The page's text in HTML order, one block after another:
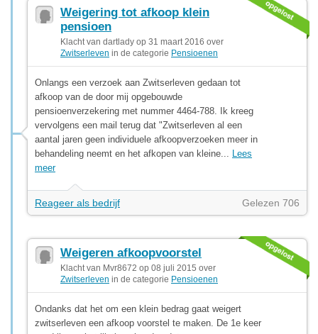
Weigering tot afkoop klein
pensioen
Klacht van dartlady op 31 maart 2016 over
Zwitserleven in de categorie Pensioenen
Onlangs een verzoek aan Zwitserleven gedaan tot
afkoop van de door mij opgebouwde
pensioenverzekering met nummer 4464-788. Ik kreeg
vervolgens een mail terug dat "Zwitserleven al een
aantal jaren geen individuele afkoopverzoeken meer in
behandeling neemt en het afkopen van kleine... Lees
meer
Reageer als bedrijf Gelezen 706
Weigeren afkoopvoorstel
Klacht van Mvr8672 op 08 juli 2015 over
Zwitserleven in de categorie Pensioenen
Ondanks dat het om een klein bedrag gaat weigert
zwitserleven een afkoop voorstel te maken. De 1e keer